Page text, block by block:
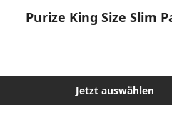
Purize King Size Slim
Jetzt auswählen